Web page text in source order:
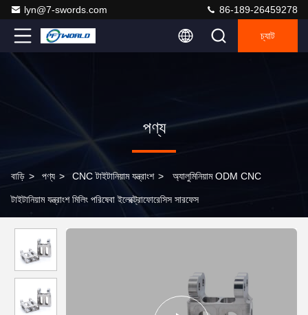
lyn@7-swords.com 86-189-26459278
চ্যাট
পণ্য
বাড়ি > পণ্য > CNC টাইটানিয়াম যন্ত্রাংশ > অ্যালুমিনিয়াম ODM CNC
টাইটানিয়াম যন্ত্রাংশ মিলিং পরিষেবা ইলেক্ট্রোফোরেসিস সারফেস